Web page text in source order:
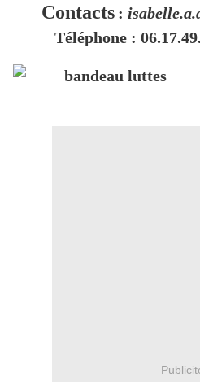
Contacts :
Téléphone :